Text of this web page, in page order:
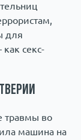
для
как секс-
травмы во
машина на